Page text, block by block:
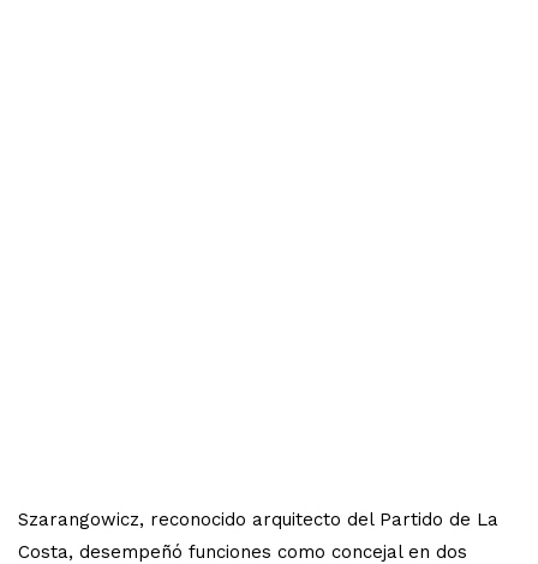
Szarangowicz, reconocido arquitecto del Partido de La
Costa, desempeñó funciones como concejal en dos